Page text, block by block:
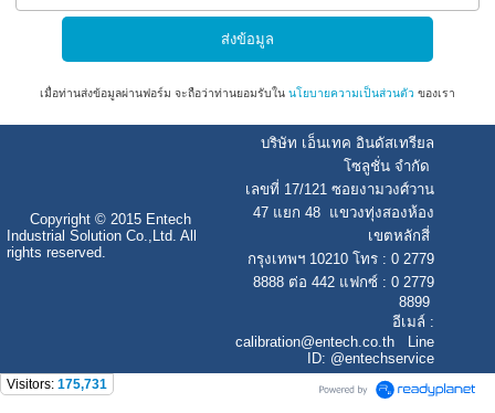
เมื่อท่านส่งข้อมูลผ่านฟอร์ม จะถือว่าท่านยอมรับใน นโยบายความเป็นส่วนตัว ของเรา
Copyright © 2015 Entech
Industrial Solution Co.,Ltd. All
rights reserved.
บริษัท เอ็นเทค อินดัสเทรียล
โซลูชั่น จำกัด
เลขที่ 17/121 ซอยงามวงศ์วาน
47 แยก 48 แขวงทุ่งสองห้อง
เขตหลักสี่
กรุงเทพฯ 10210 โทร : 0 2779
8888 ต่อ 442 แฟกซ์ : 0 2779
8899
อีเมล์ :
calibration@entech.co.th
Line
ID: @entechservice
Visitors: 175,731